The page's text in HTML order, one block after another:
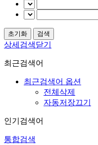
상세검색닫기
최근검색어
최근검색어 옵션
전체삭제
자동저장끄기
인기검색어
통합검색